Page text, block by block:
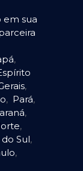
em sua
,
,
, Pará,
,
,
Sul,
,